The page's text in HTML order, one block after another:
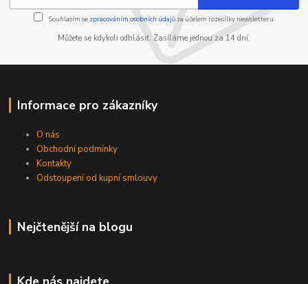
Souhlasím se zpracováním osobních údajůza účelem rozesílky newsletteru.
Můžete se kdykoli odhlásit. Zasíláme jednou za 14 dní.
Informace pro zákazníky
O nás
Obchodní podmínky
Kontakty
Odstoupení od kupní smlouvy
Nejčtenější na blogu